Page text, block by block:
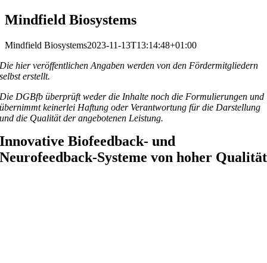
Mindfield Biosystems
Mindfield Biosystems2023-11-13T13:14:48+01:00
Die hier veröffentlichen Angaben werden von den Fördermitgliedern
selbst erstellt.
Die DGBfb überprüft weder die Inhalte noch die Formulierungen und
übernimmt keinerlei Haftung oder Verantwortung für die Darstellung
und die Qualität der angebotenen Leistung.
Innovative Biofeedback- und
Neurofeedback-Systeme von hoher Qualität